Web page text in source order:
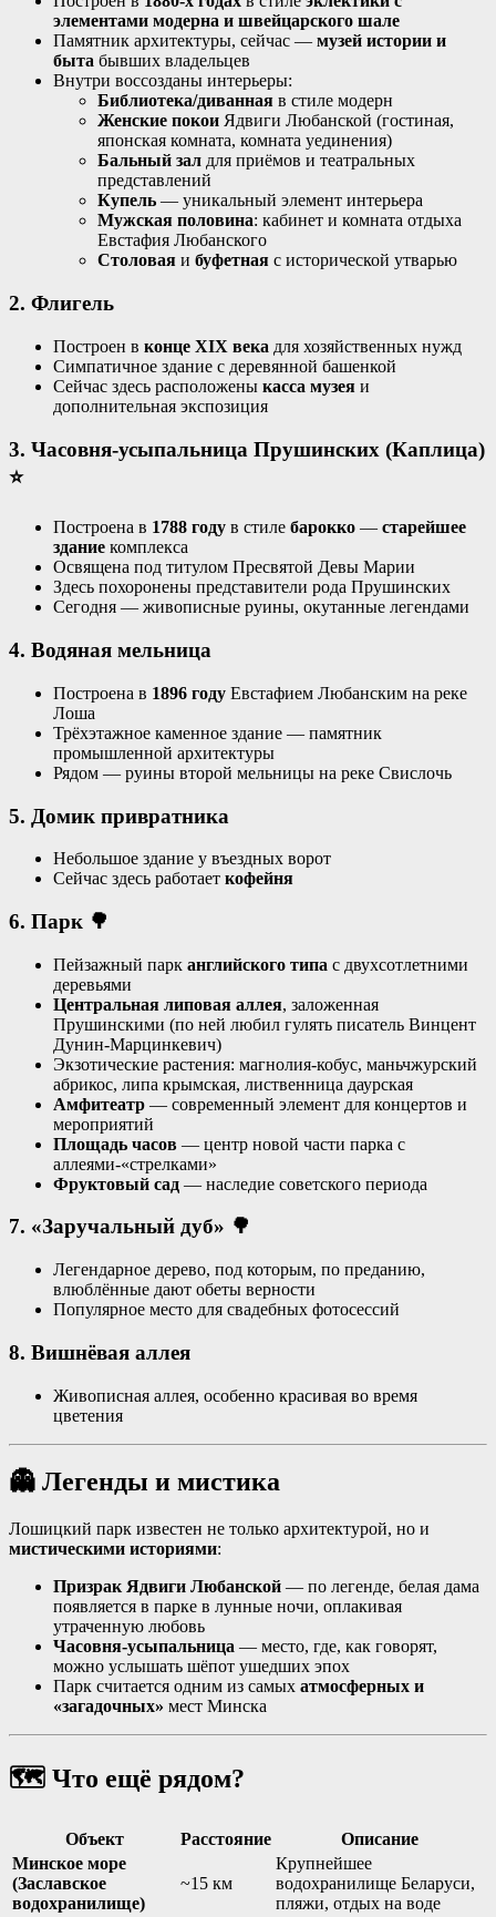
элементами модерна и швейцарского шале
Памятник архитектуры, сейчас — музей истории и
быта бывших владельцев
Внутри воссозданы интерьеры:
Библиотека/диванная в стиле модерн
Женские покои Ядвиги Любанской (гостиная,
японская комната, комната уединения)
Бальный зал для приёмов и театральных
представлений
Купель — уникальный элемент интерьера
Мужская половина: кабинет и комната отдыха
Евстафия Любанского
Столовая и буфетная с исторической утварью
2. Флигель
Построен в конце XIX века для хозяйственных нужд
Симпатичное здание с деревянной башенкой
Сейчас здесь расположены касса музея и
дополнительная экспозиция
3. Часовня-усыпальница Прушинских (Каплица)
⭐
Построена в 1788 году в стиле барокко — старейшее
здание комплекса
Освящена под титулом Пресвятой Девы Марии
Здесь похоронены представители рода Прушинских
Сегодня — живописные руины, окутанные легендами
4. Водяная мельница
Построена в 1896 году Евстафием Любанским на реке
Лоша
Трёхэтажное каменное здание — памятник
промышленной архитектуры
Рядом — руины второй мельницы на реке Свислочь
5. Домик привратника
Небольшое здание у въездных ворот
Сейчас здесь работает кофейня
6. Парк 🌳
Пейзажный парк английского типа с двухсотлетними
деревьями
Центральная липовая аллея, заложенная
Прушинскими (по ней любил гулять писатель Винцент
Дунин-Марцинкевич)
Экзотические растения: магнолия-кобус, маньчжурский
абрикос, липа крымская, лиственница даурская
Амфитеатр — современный элемент для концертов и
мероприятий
Площадь часов — центр новой части парка с
аллеями-«стрелками»
Фруктовый сад — наследие советского периода
7. «Заручальный дуб» 🌳
Легендарное дерево, под которым, по преданию,
влюблённые дают обеты верности
Популярное место для свадебных фотосессий
8. Вишнёвая аллея
Живописная аллея, особенно красивая во время
цветения
👻 Легенды и мистика
Лошицкий парк известен не только архитектурой, но и
мистическими историями:
Призрак Ядвиги Любанской — по легенде, белая дама
появляется в парке в лунные ночи, оплакивая
утраченную любовь
Часовня-усыпальница — место, где, как говорят,
можно услышать шёпот ушедших эпох
Парк считается одним из самых атмосферных и
«загадочных» мест Минска
🗺️ Что ещё рядом?
Объект Расстояние
Описание
Минское море
(Заславское
водохранилище)
~15 км
Крупнейшее
водохранилище Беларуси,
пляжи, отдых на воде